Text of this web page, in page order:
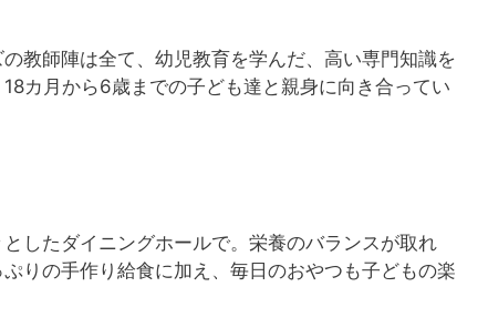
教師陣は全て、幼児教育を学んだ、高い専門知識を
カ月から6歳までの子ども達と親身に向き合ってい
したダイニングホールで。栄養のバランスが取れ
りの手作り給食に加え、毎日のおやつも子どもの楽